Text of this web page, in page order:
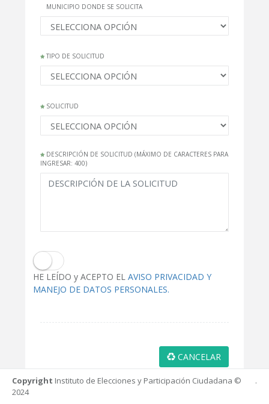
MUNICIPIO DONDE SE SOLICITA
TIPO DE SOLICITUD
SOLICITUD
DESCRIPCIÓN DE SOLICITUD (MÁXIMO DE CARACTERES PARA
INGRESAR: 400)
HE LEÍDO y ACEPTO ELAVISO PRIVACIDAD Y
MANEJO DE DATOS PERSONALES.
CANCELAR
.
Copyright Instituto de Elecciones y Participación Ciudadana ©
2024